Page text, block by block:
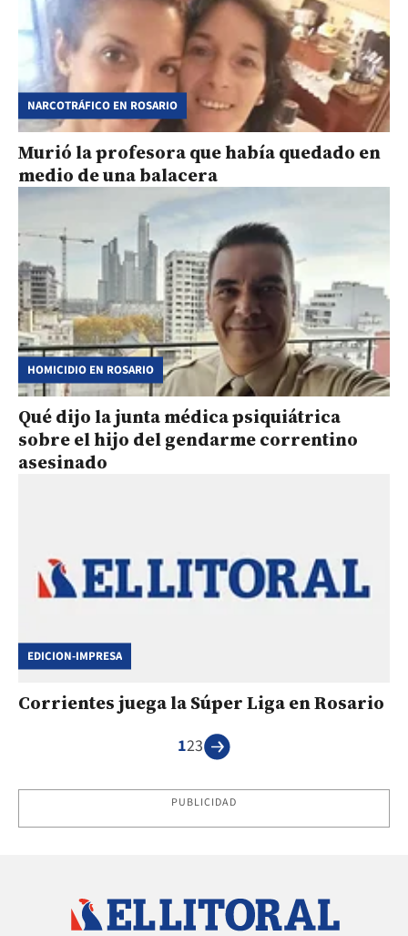
NARCOTRÁFICO EN ROSARIO
Murió la profesora que había quedado en
medio de una balacera
HOMICIDIO EN ROSARIO
Qué dijo la junta médica psiquiátrica
sobre el hijo del gendarme correntino
asesinado
EDICION-IMPRESA
Corrientes juega la Súper Liga en Rosario
123
PUBLICIDAD